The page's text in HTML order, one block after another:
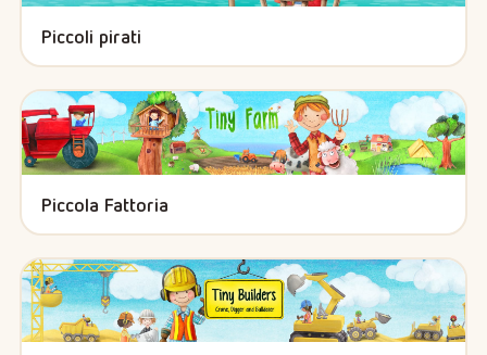
Piccoli pirati
Piccola Fattoria